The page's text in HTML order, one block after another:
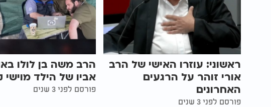
ראשוני: עוזרו האישי של הרב
אורי זוהר על הרגעים
האחרונים
פורסם לפני 3 שנים
הרב משה בן לולו
אביו של הילד מוישי
פורסם לפני 3 שנים